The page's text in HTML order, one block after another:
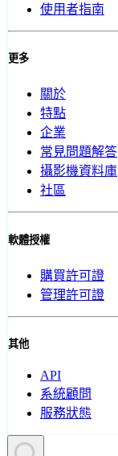
使用者指南
更多
關於
特點
企業
常見問題解答
攝影機資料庫
社區
軟體授權
購買許可證
管理許可證
其他
API
系統顧問
服務狀態